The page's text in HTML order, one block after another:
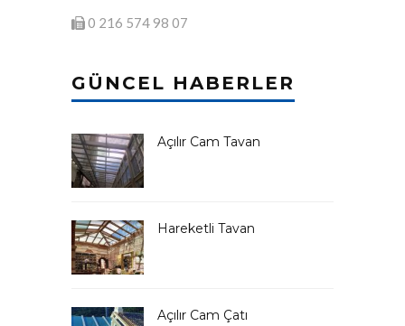
0 216 574 98 07
GÜNCEL HABERLER
Açılır Cam Tavan
Hareketli Tavan
Açılır Cam Çatı